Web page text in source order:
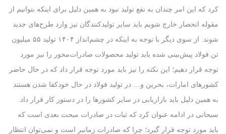
کرد که این امر چندان به نفع تولید نبود به همین دلیل برای اینکه بتوانیم از
مقوله انحصار خارج شویم باید سایر تولیدکنندگان نیز وارد طرح‌های جدید
شوند. از سوی دیگر با توجه به اینکه در چشم‌انداز ۱۴۰۴ تولید ۵۵ میلیون
تن فولاد پیش‌بینی شده باید تولید محصولات صادرات‌محور را نیز مورد
توجه قرار دهیم؛ این نکته را نیز باید مورد توجه قرار داد که در حال حاضر
کشورهای امارات، بحرین و… در تولید فولاد در حال خودکفا شدن هستند
به همین دلیل باید بازاریابی در سایر کشورها را در دستور کار قرار داد.
سبحانی در ادامه ‌عنوان کرد که ثبات در صادرات مبحث بعدی است که
باید مورد توجه قرار گیرد؛ چرا که صادرات زمانبر است و نمی‌توان انتظار